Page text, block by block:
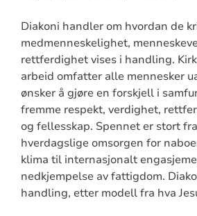
Diakoni handler om hvordan de
medmenneskelighet,
rettferdighet vises i handling.
arbeid omfatter alle mennesker
ønsker å gjøre en forskjell i
fremme respekt, verdighet,
og fellesskap. Spennet er stort
hverdagslige omsorgen for
klima til internasjonalt
nedkjempelse av fattigdom.
handling, etter modell fra hva